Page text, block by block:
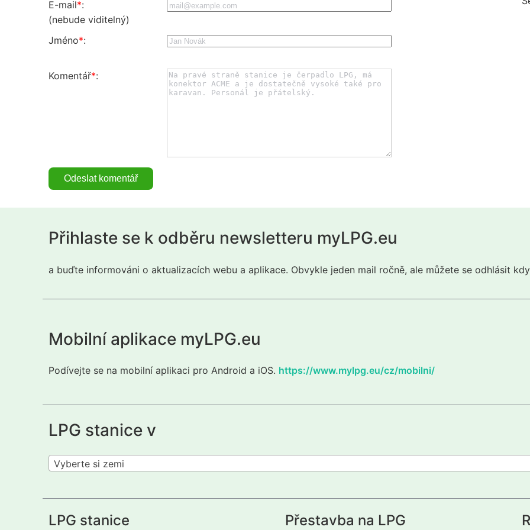
E-mail*:
(nebude viditelný)
Jméno*:
Komentář*:
Přihlaste se k odběru newsletteru myLPG.eu
a buďte informováni o aktualizacích webu a aplikace. Obvykle jeden mail ročně, ale můžete se odhlásit
Mobilní aplikace myLPG.eu
Podívejte se na mobilní aplikaci pro Android a iOS. https://www.mylpg.eu/cz/mobilni/
LPG stanice v
Vyberte si zemi
LPG stanice Přestavba na LPG